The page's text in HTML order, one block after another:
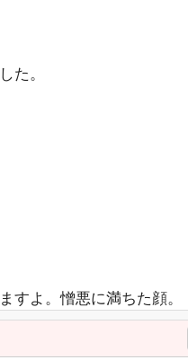
た。
すよ。憎悪に満ちた顔。